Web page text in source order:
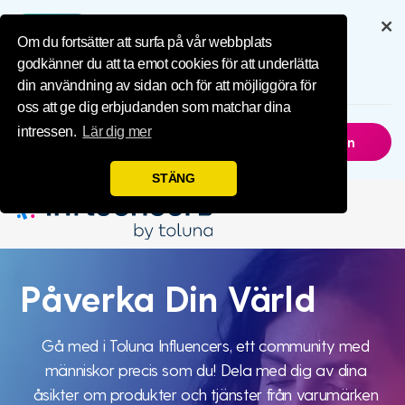
Om du fortsätter att surfa på vår webbplats
godkänner du att ta emot cookies för att underlätta
din användning av sidan och för att möjliggöra för
oss att ge dig erbjudanden som matchar dina
intressen. Lär dig mer
STÄNG
IMPL Home
6.5MNedladdningar
Inte Nu Skaffa Appen
Påverka
Din Värld
Påverka Din Värld
Gå med i Toluna Influencers, ett community med
människor precis som du! Dela med dig av dina
åsikter om produkter och tjänster från varumärken